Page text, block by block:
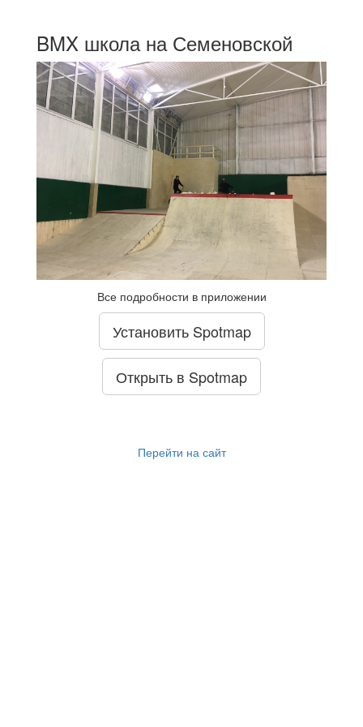
BMX школа на Семеновской
Все подробности в приложении
Установить Spotmap
Открыть в Spotmap
Перейти на сайт